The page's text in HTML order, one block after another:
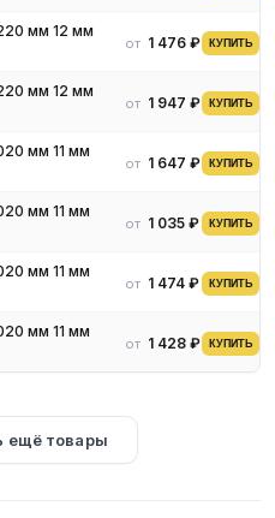
мм 12 мм
от 1 476 ₽ КУПИТЬ
мм 12 мм
от 1 947 ₽ КУПИТЬ
мм 11 мм
от 1 647 ₽ КУПИТЬ
мм 11 мм
от 1 035 ₽ КУПИТЬ
мм 11 мм
от 1 474 ₽ КУПИТЬ
мм 11 мм
от 1 428 ₽ КУПИТЬ
ещё товары